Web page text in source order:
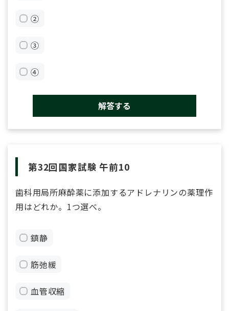
②
③
④
解答する
第32回国家試験 午前10
歯科用局所麻酔薬に添加するアドレナリンの薬理作
用はどれか。1つ選べ。
鎮静
筋弛緩
血管収縮